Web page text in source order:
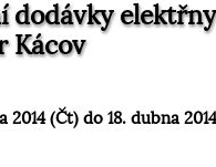
dodávky
Kácov
2014 (Čt) do 18. dubna